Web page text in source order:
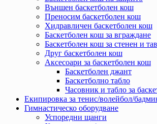
Външен баскетболен кош
Преносим баскетболен кош
Хидравличен баскетболен кош
Баскетболен кош за вграждане
Баскетболен кош за стенен и
Друг баскетболен кош
Аксесоари за баскетболен кош
Баскетболен джант
Баскетболно табло
Часовник и табло за
Екипировка за тенис/волейбол/
Гимнастическо оборудване
Успоредни щанги